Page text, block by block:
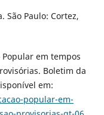
São Paulo: Cortez,
Popular em tempos
Boletim da
em:
popular-em-